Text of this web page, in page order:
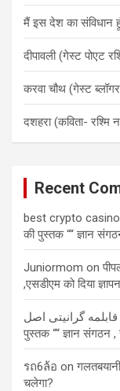
मैं इस देश का संविधान
दीपावली (गेस्ट पोएट
करवा चौथ (गेस्ट
दशहरा (कविता- रश्मि
Recent
best crypto
की पुस्तक ““ ज्ञान
Juniormom on
,एसडीएम को दिया
گرانیتی اصل
पुस्तक ““ ज्ञान संगठन ,
รถ6ล้อ on
चलेगा?